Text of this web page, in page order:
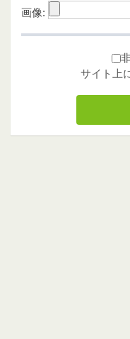
画像:
サイト上